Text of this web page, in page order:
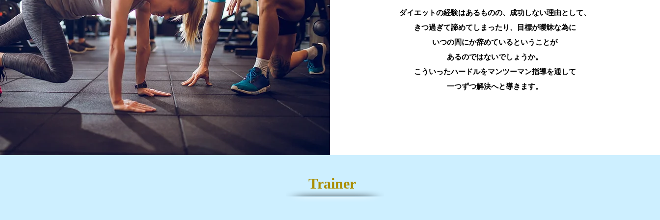
ダイエットの経験はあるものの、成功しない理由として、
きつ過ぎて諦めてしまったり、目標が曖昧な為に
いつの間にか辞めているということが
あるのではないでしょうか。
こういったハードルをマンツーマン指導を通して
一つずつ解決へと導きます。
Trainer